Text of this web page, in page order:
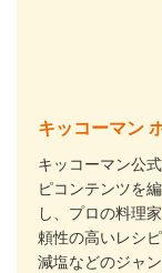
キッコーマン
キッコーマン公
ピコンテンツを
し、プロの料理
頼性の高いレシ
減塩などのジャ